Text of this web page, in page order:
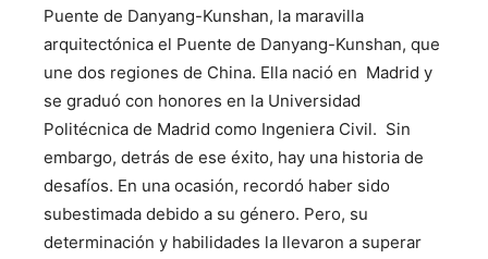
Puente de Danyang-Kunshan, la maravilla
arquitectónica el Puente de Danyang-Kunshan, que
une dos regiones de China. Ella nació en Madrid y
se graduó con honores en la Universidad
Politécnica de Madrid como Ingeniera Civil. Sin
embargo, detrás de ese éxito, hay una historia de
desafíos. En una ocasión, recordó haber sido
subestimada debido a su género. Pero, su
determinación y habilidades la llevaron a superar